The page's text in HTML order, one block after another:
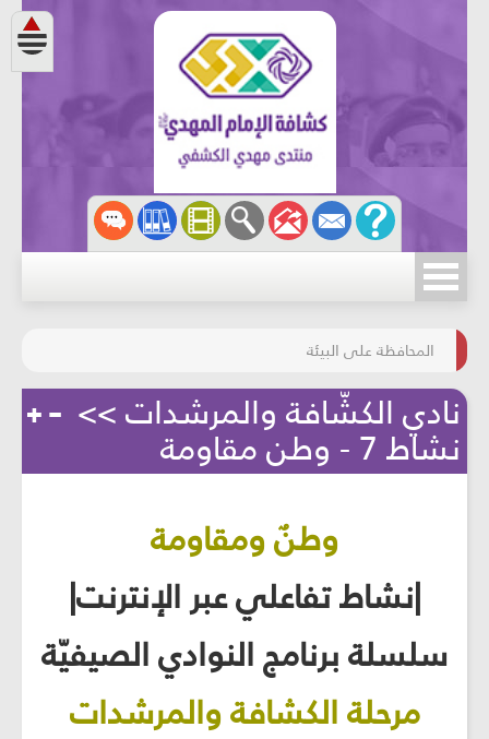
مسابقة الركب الحسينيّ
المحافظة على البيئة
نادي الكشّافة والمرشدات >>
نشاط 7 - وطن مقاومة
وطنٌ ومقاومة
|نشاط تفاعلي عبر الإنترنت|
سلسلة برنامج النوادي الصيفيّة
مرحلة الكشافة والمرشدات